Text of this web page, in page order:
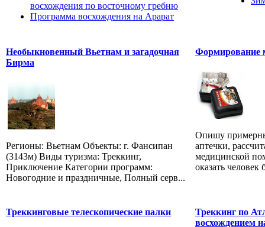
восхождения по восточному гребню
Программа восхождения на Арарат
Необыкновенный Вьетнам и загадочная
Бирма
Регионы: Вьетнам Объекты: г. Фансипан
(3143м) Виды туризма: Треккинг,
Приключение Категории программ:
Новогодние и праздничные, Полный серв...
Формирование
Опишу
аптечки,
медицинской
оказать человек
Треккинговые телескопические палки
Треккинг по
восхождением